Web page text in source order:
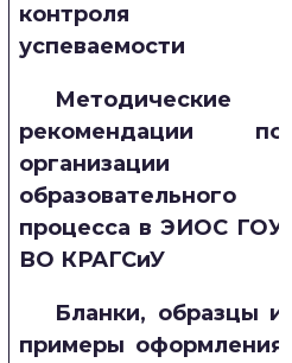
контроля
успеваемости
Методические
рекомендации по
организации
образовательного
процесса в ЭИОС ГОУ
ВО КРАГСиУ
Бланки, образцы и
примеры оформления